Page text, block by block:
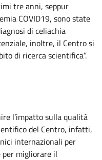
tre anni, seppur
COVID19, sono state
di celiachia
inoltre, il Centro si
di ricerca scientifica”.
l’impatto sulla qualità
del Centro, infatti,
internazionali per
per migliorare il